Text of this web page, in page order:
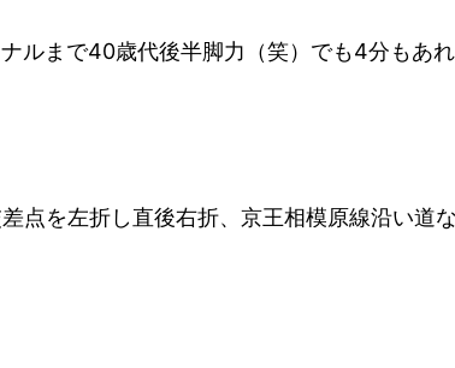
まで40歳代後半脚力（笑）でも4分もあれ
点を左折し直後右折、京王相模原線沿い道な